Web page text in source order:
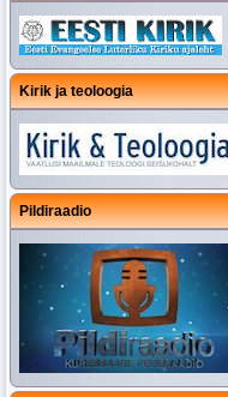
Kirik ja teoloogia
Pildiraadio